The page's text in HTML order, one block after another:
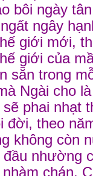
bôi ngày
ngây
giới mới,
giới của
sẵn trong
Ngài cho là
phai nhạt
đời, theo
không còn
nhường
chán.